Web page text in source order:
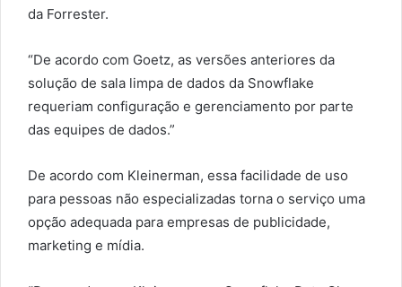
da Forrester.
“De acordo com Goetz, as versões anteriores da
solução de sala limpa de dados da Snowflake
requeriam configuração e gerenciamento por parte
das equipes de dados.”
De acordo com Kleinerman, essa facilidade de uso
para pessoas não especializadas torna o serviço uma
opção adequada para empresas de publicidade,
marketing e mídia.